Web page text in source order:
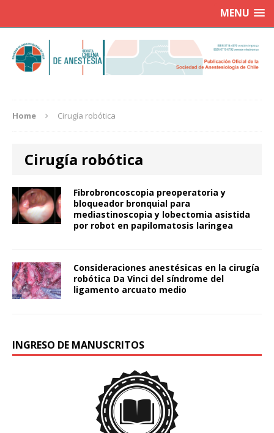
MENU
Home Cirugía robótica
Cirugía robótica
Fibrobroncoscopia preoperatoria y
bloqueador bronquial para
mediastinoscopia y lobectomia asistida
por robot en papilomatosis laringea
Consideraciones anestésicas en la cirugía
robótica Da Vinci del síndrome del
ligamento arcuato medio
INGRESO DE MANUSCRITOS